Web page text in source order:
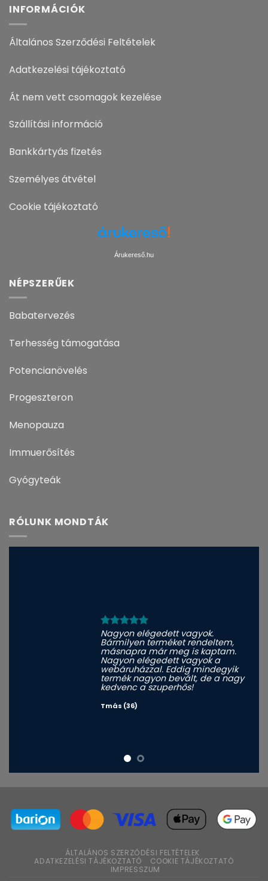
INFORMÁCIÓK
Általános Szerződési Feltételek
Adatkezelési tájékoztató
Át nem vett csomagok kezelése
Szállítási információ
Bankkártyás fizetés
Személyes átvétel
Cookie tájékoztató
Árukereső.hu
NÉPSZERŰEK
Babatervezés
Terhesség támogatása
Potencianövelés
Progeszteron
Menopauza
Immuerősítés
Gyógyteák
RÓLUNK MONDTÁK
Nagyon elégedett vagyok.
Bármilyen terméket rendeltem,
másnapra már meg is kaptam.
Nagyon elégedett vagyok a
webáruházzal. Eddig mindegyik
termék nagyon bevált, de a nagy
kedvenc a szuperhős!
Tmás (36)
ÁLTALÁNOS SZERZŐDÉSI FELTÉTELEK
ADATKEZELÉSI TÁJÉKOZTATÓ
COOKIE TÁJÉKOZTATÓ
IMPRESSZUM